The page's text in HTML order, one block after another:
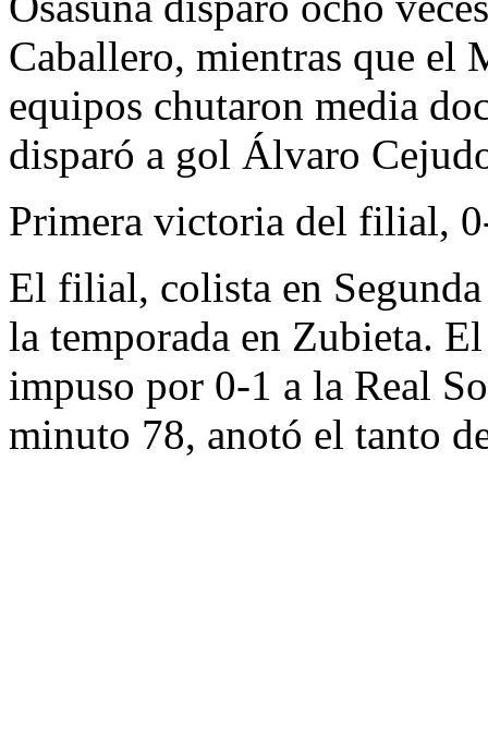
Caballero, mientras que el
equipos chutaron media
disparó a gol Álvaro
Primera victoria del filial,
El filial, colista en
la temporada en Zubieta.
impuso por 0-1 a la Real
minuto 78, anotó el tanto